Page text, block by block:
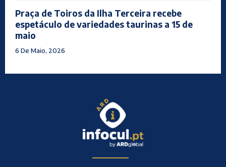
Praça de Toiros da Ilha Terceira recebe
espetáculo de variedades taurinas a 15 de
maio
6 De Maio, 2026